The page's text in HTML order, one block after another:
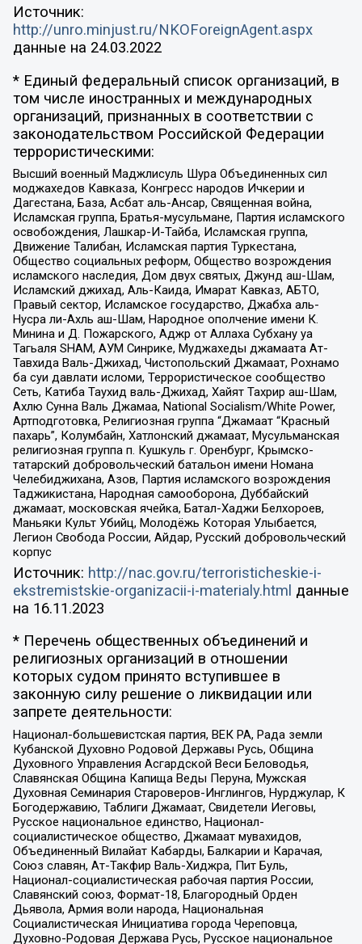
Источник:
http://unro.minjust.ru/NKOForeignAgent.aspx
данные на 24.03.2022
* Единый федеральный список организаций, в
том числе иностранных и международных
организаций, признанных в соответствии с
законодательством Российской Федерации
террористическими:
Высший военный Маджлисуль Шура Объединенных сил
моджахедов Кавказа, Конгресс народов Ичкерии и
Дагестана, База, Асбат аль-Ансар, Священная война,
Исламская группа, Братья-мусульмане, Партия исламского
освобождения, Лашкар-И-Тайба, Исламская группа,
Движение Талибан, Исламская партия Туркестана,
Общество социальных реформ, Общество возрождения
исламского наследия, Дом двух святых, Джунд аш-Шам,
Исламский джихад, Аль-Каида, Имарат Кавказ, АБТО,
Правый сектор, Исламское государство, Джабха аль-
Нусра ли-Ахль аш-Шам, Народное ополчение имени К.
Минина и Д. Пожарского, Аджр от Аллаха Субхану уа
Тагьаля SHAM, АУМ Синрике, Муджахеды джамаата Ат-
Тавхида Валь-Джихад, Чистопольский Джамаат, Рохнамо
ба суи давлати исломи, Террористическое сообщество
Сеть, Катиба Таухид валь-Джихад, Хайят Тахрир аш-Шам,
Ахлю Сунна Валь Джамаа, National Socialism/White Power,
Артподготовка, Религиозная группа “Джамаат “Красный
пахарь”, Колумбайн, Хатлонский джамаат, Мусульманская
религиозная группа п. Кушкуль г. Оренбург, Крымско-
татарский добровольческий батальон имени Номана
Челебиджихана, Азов, Партия исламского возрождения
Таджикистана, Народная самооборона, Дуббайский
джамаат, московская ячейка, Батал-Хаджи Белхороев,
Маньяки Культ Убийц, Молодёжь Которая Улыбается,
Легион Свобода России, Айдар, Русский добровольческий
корпус
Источник: http://nac.gov.ru/terroristicheskie-i-
ekstremistskie-organizacii-i-materialy.html данные
на 16.11.2023
* Перечень общественных объединений и
религиозных организаций в отношении
которых судом принято вступившее в
законную силу решение о ликвидации или
запрете деятельности:
Национал-большевистская партия, ВЕК РА, Рада земли
Кубанской Духовно Родовой Державы Русь, Община
Духовного Управления Асгардской Веси Беловодья,
Славянская Община Капища Веды Перуна, Мужская
Духовная Семинария Староверов-Инглингов, Нурджулар, К
Богодержавию, Таблиги Джамаат, Свидетели Иеговы,
Русское национальное единство, Национал-
социалистическое общество, Джамаат мувахидов,
Объединенный Вилайат Кабарды, Балкарии и Карачая,
Союз славян, Ат-Такфир Валь-Хиджра, Пит Буль,
Национал-социалистическая рабочая партия России,
Славянский союз, Формат-18, Благородный Орден
Дьявола, Армия воли народа, Национальная
Социалистическая Инициатива города Череповца,
Духовно-Родовая Держава Русь, Русское национальное